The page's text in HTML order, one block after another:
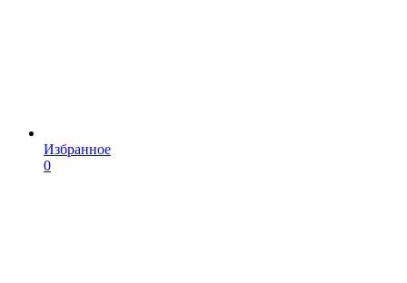
Избранное
0